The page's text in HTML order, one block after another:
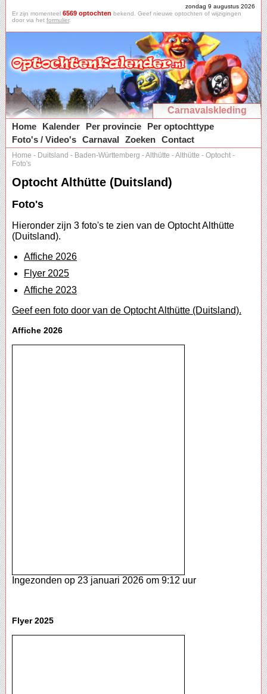
zondag 9 augustus 2026
Er zijn momenteel 6569 optochten bekend. Geef nieuwe optochten of wijzigingen
door via het formulier.
Carnavalskleding
Home
Kalender Per provincie
Per optochttype
Foto's / Video's Carnaval Zoeken Contact
Home - Duitsland - Baden-Württemberg -Althütte -Althütte - Optocht -
Foto's
Optocht Althütte (Duitsland)
Foto's
Hieronder zijn 3 foto's te zien van de Optocht Althütte
(Duitsland).
Affiche 2026
Flyer 2025
Affiche 2023
Geef een foto door van de Optocht Althütte (Duitsland).
Affiche 2026
Ingezonden op 23 januari 2026 om 9:12 uur
Flyer 2025